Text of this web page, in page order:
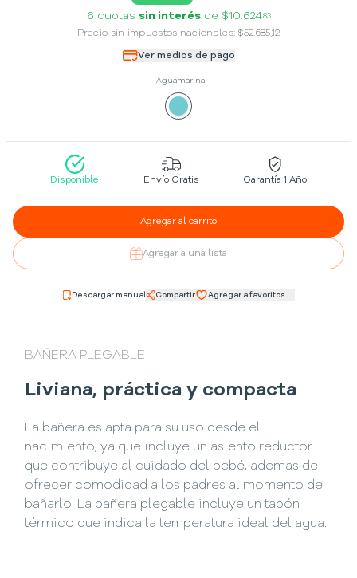
6 cuotas sin interésde $10.62483
Precio sin impuestos nacionales: $52.685,12
Ver medios de pago
Aguamarina
Disponible Envío Gratis Garantía 1 Año
Agregar al carrito
Agregar a una lista
Descargar manual Compartir Agregar a favoritos
BAÑERA PLEGABLE
Liviana, práctica y compacta
La bañera es apta para su uso desde el
nacimiento, ya que incluye un asiento reductor
que contribuye al cuidado del bebé, ademas de
ofrecer comodidad a los padres al momento de
bañarlo. La bañera plegable incluye un tapón
térmico que indica la temperatura ideal del agua.